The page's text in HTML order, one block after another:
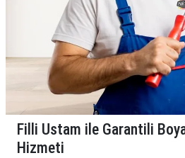
Filli Ustam ile Garantili
Hizmeti